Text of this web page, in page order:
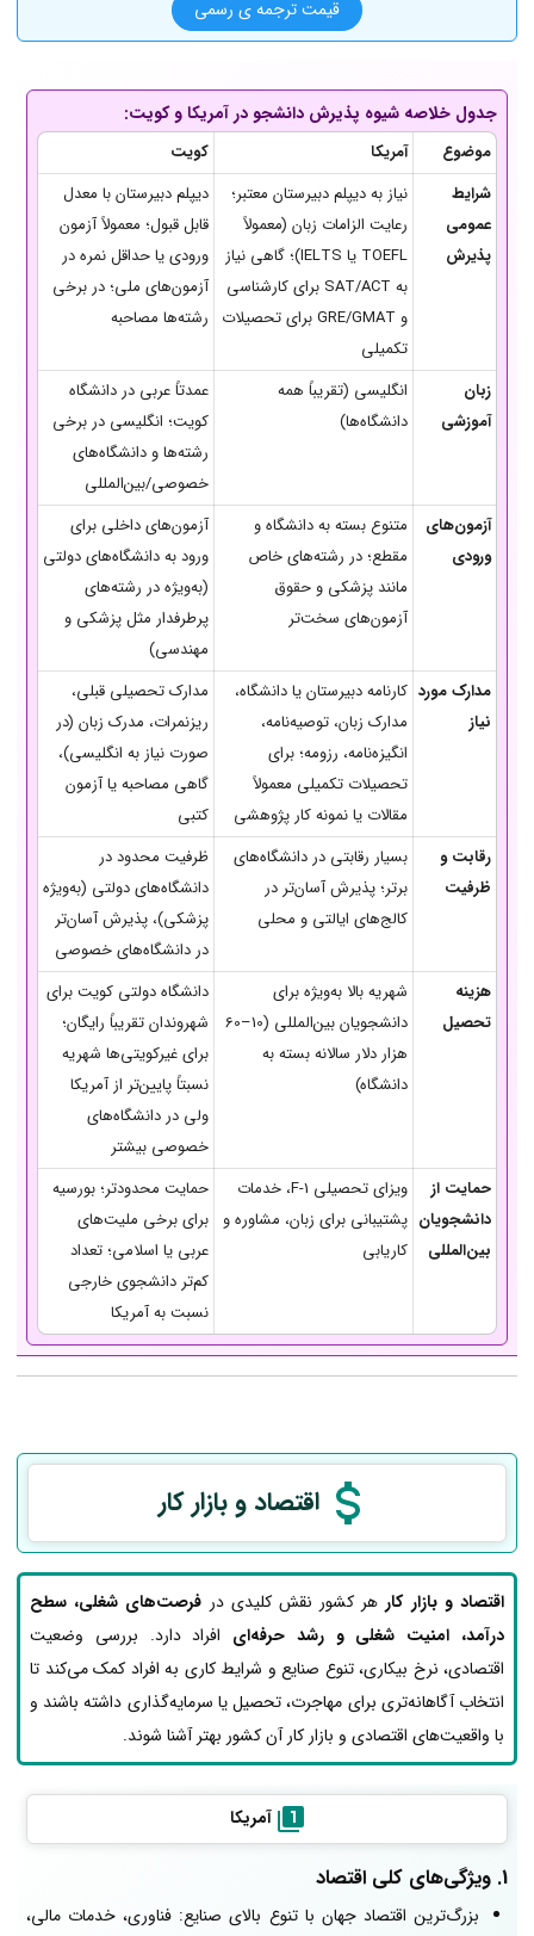
قیمت ترجمه ی رسمی
جدول خلاصه شیوه پذیرش دانشجو در آمریکا و کویت:
موضوع آمریکا
کویت
شرایط
عمومی
پذیرش
نیاز به دیپلم دبیرستان معتبر؛
رعایت الزامات زبان (معمولاً
TOEFL یا IELTS)؛ گاهی نیاز
به SAT/ACT برای کارشناسی
و GRE/GMAT برای تحصیلات
تکمیلی
دیپلم دبیرستان با معدل
قابل قبول؛ معمولاً آزمون
ورودی یا حداقل نمره در
آزمون‌های ملی؛ در برخی
رشته‌ها مصاحبه
زبان
آموزشی
انگلیسی (تقریباً همه
دانشگاه‌ها)
عمدتاً عربی در دانشگاه
کویت؛ انگلیسی در برخی
رشته‌ها و دانشگاه‌های
خصوصی/بین‌المللی
آزمون‌های
ورودی
متنوع بسته به دانشگاه و
مقطع؛ در رشته‌های خاص
مانند پزشکی و حقوق
آزمون‌های سخت‌تر
آزمون‌های داخلی برای
ورود به دانشگاه‌های دولتی
(به‌ویژه در رشته‌های
پرطرفدار مثل پزشکی و
مهندسی)
مدارک مورد
نیاز
کارنامه دبیرستان یا دانشگاه،
مدارک زبان، توصیه‌نامه،
انگیزه‌نامه، رزومه؛ برای
تحصیلات تکمیلی معمولاً
مقالات یا نمونه کار پژوهشی
مدارک تحصیلی قبلی،
ریزنمرات، مدرک زبان (در
صورت نیاز به انگلیسی)،
گاهی مصاحبه یا آزمون
کتبی
رقابت و
ظرفیت
بسیار رقابتی در دانشگاه‌های
برتر؛ پذیرش آسان‌تر در
کالج‌های ایالتی و محلی
ظرفیت محدود در
دانشگاه‌های دولتی (به‌ویژه
پزشکی)، پذیرش آسان‌تر
در دانشگاه‌های خصوصی
هزینه
تحصیل
شهریه بالا به‌ویژه برای
دانشجویان بین‌المللی (10–60
هزار دلار سالانه بسته به
دانشگاه)
دانشگاه دولتی کویت برای
شهروندان تقریباً رایگان؛
برای غیرکویتی‌ها شهریه
نسبتاً پایین‌تر از آمریکا
ولی در دانشگاه‌های
خصوصی بیشتر
حمایت از
دانشجویان
بین‌المللی
ویزای تحصیلی F-1، خدمات
پشتیبانی برای زبان، مشاوره و
کاریابی
حمایت محدودتر؛ بورسیه
برای برخی ملیت‌های
عربی یا اسلامی؛ تعداد
کم‌تر دانشجوی خارجی
نسبت به آمریکا
اقتصاد و بازار کار
اقتصاد و بازار کار هر کشور نقش کلیدی در فرصت‌های شغلی، سطح
درآمد، امنیت شغلی و رشد حرفه‌ای افراد دارد. بررسی وضعیت
اقتصادی، نرخ بیکاری، تنوع صنایع و شرایط کاری به افراد کمک می‌کند تا
انتخاب آگاهانه‌تری برای مهاجرت، تحصیل یا سرمایه‌گذاری داشته باشند و
با واقعیت‌های اقتصادی و بازار کار آن کشور بهتر آشنا شوند.
آمریکا
1. ویژگی‌های کلی اقتصاد
بزرگ‌ترین اقتصاد جهان با تنوع بالای صنایع: فناوری، خدمات مالی،